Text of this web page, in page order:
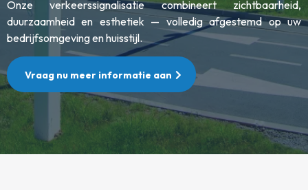
Onze verkeerssignalisatie combineert zichtbaarheid,
duurzaamheid en esthetiek — volledig afgestemd op uw
bedrijfsomgeving en huisstijl.
Vraag nu meer informatie aan